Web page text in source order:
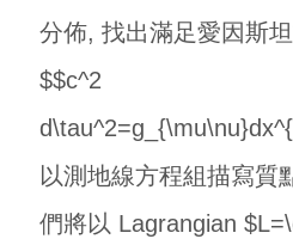
分佈, 找出滿足愛因斯
$$c^2
以測地線方程組描寫質
們將以 Lagrangian